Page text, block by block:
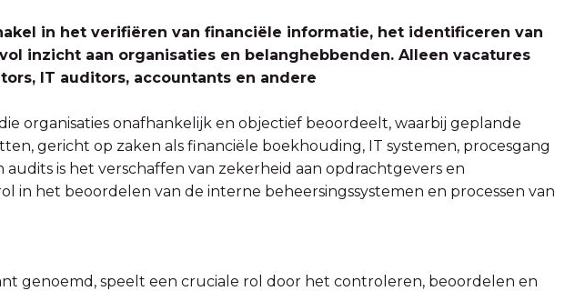
in het verifiëren van financiële informatie, het identificeren van
inzicht aan organisaties en belanghebbenden. Alleen vacatures
IT auditors, accountants en andere
organisaties onafhankelijk en objectief beoordeelt, waarbij geplande
gericht op zaken als financiële boekhouding, IT systemen, procesgang
is het verschaffen van zekerheid aan opdrachtgevers en
in het beoordelen van de interne beheersingssystemen en processen van
genoemd, speelt een cruciale rol door het controleren, beoordelen en